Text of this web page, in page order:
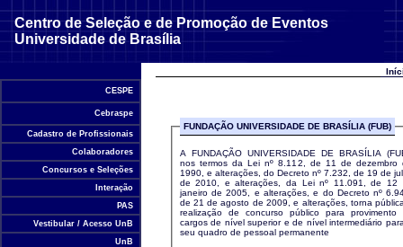
Centro de Seleção e de Promoção de Eventos
Universidade de Brasília
CESPE
Cebraspe
Cadastro de Profissionais
Colaboradores
Concursos e Seleções
Interação
PAS
Vestibular / Acesso UnB
UnB
FUNDAÇÃO UNIVERSIDADE DE BRASÍLIA (FUB)
A FUNDAÇÃO UNIVERSIDADE DE BRASÍLIA
nos termos da Lei nº 8.112, de 11 de dezembro
1990, e alterações, do Decreto nº 7.232, de 19 de
de 2010, e alterações, da Lei nº 11.091, de 12
janeiro de 2005, e alterações, e do Decreto nº
de 21 de agosto de 2009, e alterações, torna
realização de concurso público para provimento
cargos de nível superior e de nível intermediário
seu quadro de pessoal permanente